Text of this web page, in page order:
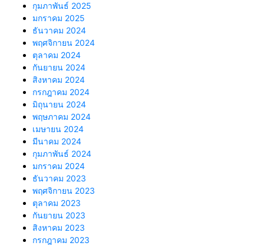
กุมภาพันธ์ 2025
มกราคม 2025
ธันวาคม 2024
พฤศจิกายน 2024
ตุลาคม 2024
กันยายน 2024
สิงหาคม 2024
กรกฎาคม 2024
มิถุนายน 2024
พฤษภาคม 2024
เมษายน 2024
มีนาคม 2024
กุมภาพันธ์ 2024
มกราคม 2024
ธันวาคม 2023
พฤศจิกายน 2023
ตุลาคม 2023
กันยายน 2023
สิงหาคม 2023
กรกฎาคม 2023